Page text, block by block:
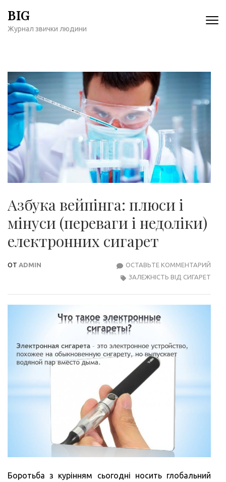
содержимому
BIG
Журнал звички людини
Азбука вейпінга: плюси і
мінуси (переваги і недоліки)
електронних сигарет
ОТ ADMIN ОСТАВЬТЕ КОММЕНТАРИЙ
ЗАЛЕЖНІСТЬ ВІД СИГАРЕТ
Боротьба з курінням сьогодні носить глобальний